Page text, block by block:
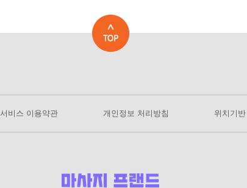
서비스 이용약관 개인정보 처리방침 위치기